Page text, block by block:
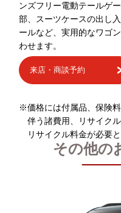
ンズフリー電動テールゲ
部、スーツケースの出し
ールなど、実用的なワゴ
わせます。
来店・商談予約
※価格には付属品、保険
伴う諸費用、リサイク
リサイクル料金が必要と
その他の